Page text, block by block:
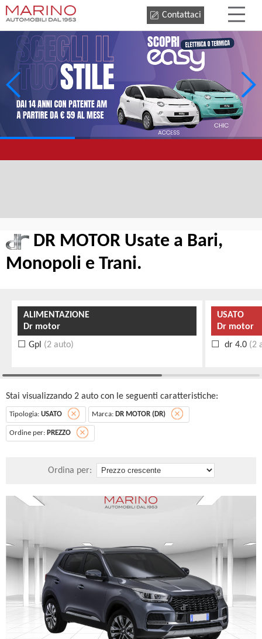
Contattaci
DR MOTOR Usate a Bari,
Monopoli e Trani.
ALIMENTAZIONE
Dr motor
Gpl (2 auto)
USATO
Dr motor
dr 4.0 (2
Stai visualizzando 2 auto con le seguenti caratteristiche:
Tipologia: USATO Marca: DR MOTOR (DR)
Ordine per: PREZZO
Ordina per: